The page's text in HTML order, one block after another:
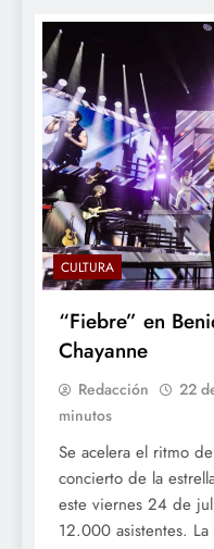
CULTURA
“Fiebre” en
Chayanne
Redacción 22
minutos
Se acelera el ritmo
concierto de la
este viernes 24 de
12.000 asistentes.